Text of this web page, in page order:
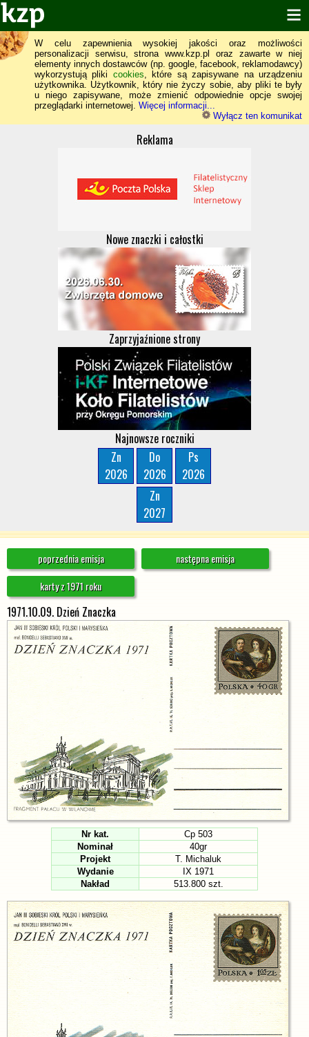
W celu zapewnienia wysokiej jakości oraz możliwości
personalizacji serwisu, strona www.kzp.pl oraz zawarte w niej
elementy innych dostawców (np. google, facebook, reklamodawcy)
wykorzystują pliki cookies, które są zapisywane na urządzeniu
użytkownika. Użytkownik, który nie życzy sobie, aby pliki te były
u niego zapisywane, może zmienić odpowiednie opcje swojej
przeglądarki internetowej. Więcej informacji...
Wyłącz ten komunikat
Reklama
Nowe znaczki i całostki
Zaprzyjaźnione strony
Najnowsze roczniki
Zn
2026
Do
2026
Ps
2026
Zn
2027
poprzednia emisja
następna emisja
karty z 1971 roku
1971.10.09. Dzień Znaczka
Nr kat.
Cp 503
Nominał
40gr
Projekt
T. Michaluk
Wydanie
IX 1971
Nakład
513.800 szt.